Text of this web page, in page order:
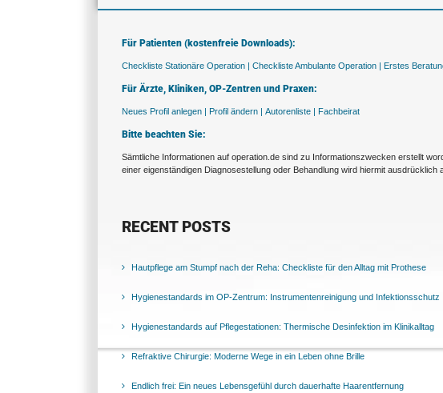
Für Patienten (kostenfreie Downloads):
Checkliste Stationäre Operation | Checkliste Ambulante Operation | Erstes
Für Ärzte, Kliniken, OP-Zentren und Praxen:
Neues Profil anlegen | Profil ändern | Autorenliste | Fachbeirat
Bitte beachten Sie:
Sämtliche Informationen auf operation.de sind zu Informationszwecken erstellt
einer eigenständigen Diagnosestellung oder Behandlung wird hiermit ausdrücklich
RECENT POSTS
Hautpflege am Stumpf nach der Reha: Checkliste für den Alltag mit Prothese
Hygienestandards im OP-Zentrum: Instrumentenreinigung und Infektionsschutz
Hygienestandards auf Pflegestationen: Thermische Desinfektion im Klinikalltag
Refraktive Chirurgie: Moderne Wege in ein Leben ohne Brille
Endlich frei: Ein neues Lebensgefühl durch dauerhafte Haarentfernung